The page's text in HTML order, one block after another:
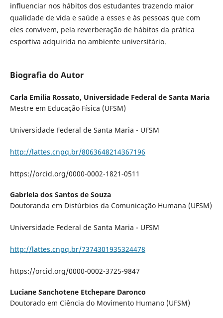
influenciar nos hábitos dos estudantes trazendo maior
qualidade de vida e saúde a esses e às pessoas que com
eles convivem, pela reverberação de hábitos da prática
esportiva adquirida no ambiente universitário.
Biografia do Autor
Carla Emilia Rossato, Universidade Federal de Santa Maria
Mestre em Educação Física (UFSM)
Universidade Federal de Santa Maria - UFSM
http://lattes.cnpq.br/8063648214367196
https://orcid.org/0000-0002-1821-0511
Gabriela dos Santos de Souza
Doutoranda em Distúrbios da Comunicação Humana (UFSM)
Universidade Federal de Santa Maria - UFSM
http://lattes.cnpq.br/7374301935324478
https://orcid.org/0000-0002-3725-9847
Luciane Sanchotene Etchepare Daronco
Doutorado em Ciência do Movimento Humano (UFSM)